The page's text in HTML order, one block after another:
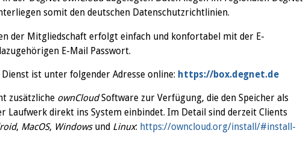
somit den deutschen Datenschutzrichtlinien.
der Mitgliedschaft erfolgt einfach und konfortabel mit der E-
E-Mail Passwort.
ist unter folgender Adresse online: https://box.degnet.de
zusätzliche ownCloudSoftware zur Verfügung, die den Speicher als
Laufwerk direkt ins System einbindet. Im Detail sind derzeit Clients
, MacOS, Windowsund Linux: https://owncloud.org/install/#install-